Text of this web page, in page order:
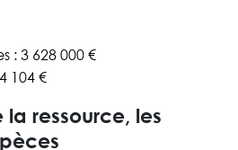
: 3 628 000 €
104 €
ressource, les